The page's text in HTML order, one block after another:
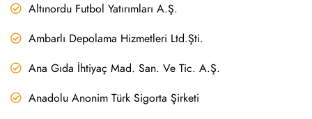
Altınordu Futbol Yatırımları A.Ş.
Ambarlı Depolama Hizmetleri Ltd.Şti.
Ana Gıda İhtiyaç Mad. San. Ve Tic. A.Ş.
Anadolu Anonim Türk Sigorta Şirketi